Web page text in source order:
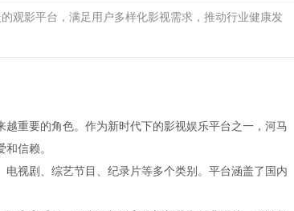
观影平台，满足用户多样化影视需求，推动行业健康发
重要的角色。作为新时代下的影视娱乐平台之一，河马
信赖。
视剧、综艺节目、纪录片等多个类别。平台涵盖了国内